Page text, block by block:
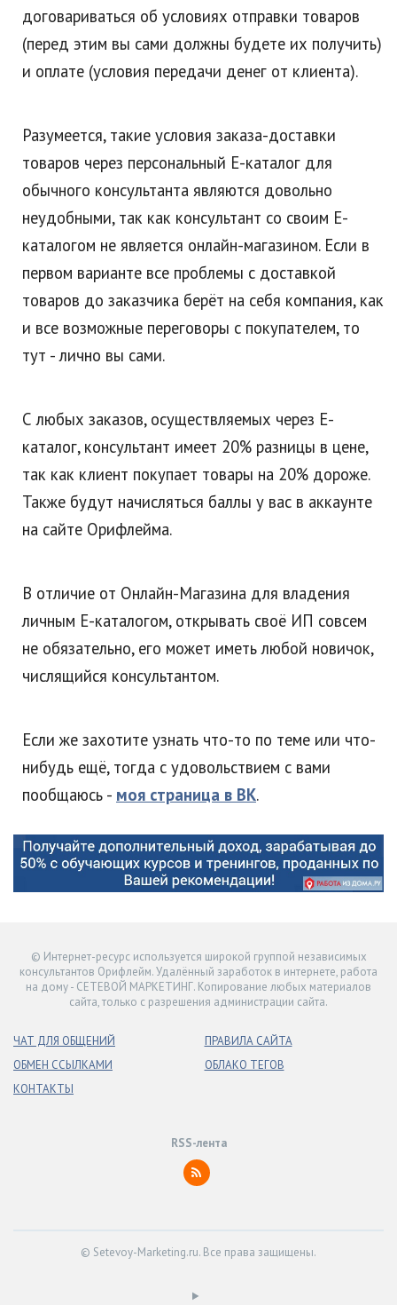
договариваться об условиях отправки товаров
(перед этим вы сами должны будете их получить)
и оплате (условия передачи денег от клиента).
Разумеется, такие условия заказа-доставки
товаров через персональный Е-каталог для
обычного консультанта являются довольно
неудобными, так как консультант со своим Е-
каталогом не является онлайн-магазином. Если в
первом варианте все проблемы с доставкой
товаров до заказчика берёт на себя компания, как
и все возможные переговоры с покупателем, то
тут - лично вы сами.
С любых заказов, осуществляемых через Е-
каталог, консультант имеет 20% разницы в цене,
так как клиент покупает товары на 20% дороже.
Также будут начисляться баллы у вас в аккаунте
на сайте Орифлейма.
В отличие от Онлайн-Магазина для владения
личным Е-каталогом, открывать своё ИП совсем
не обязательно, его может иметь любой новичок,
числящийся консультантом.
Если же захотите узнать что-то по теме или что-
нибудь ещё, тогда с удовольствием с вами
пообщаюсь - моя страница в ВК.
© Интернет-ресурс используется широкой группой независимых
консультантов Орифлейм. Удалённый заработок в интернете, работа
на дому - СЕТЕВОЙ МАРКЕТИНГ. Копирование любых материалов
сайта, только с разрешения администрации сайта.
ЧАТ ДЛЯ ОБЩЕНИЙ
ОБМЕН ССЫЛКАМИ
КОНТАКТЫ
ПРАВИЛА САЙТА
ОБЛАКО ТЕГОВ
RSS-лента
© Setevoy-Marketing.ru. Все права защищены.